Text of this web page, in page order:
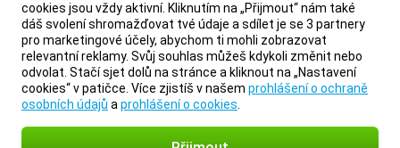
cookies jsou vždy aktivní. Kliknutím na „Přijmout“ nám také
dáš svolení shromažďovat tvé údaje a sdílet je se 3 partnery
pro marketingové účely, abychom ti mohli zobrazovat
relevantní reklamy. Svůj souhlas můžeš kdykoli změnit nebo
odvolat. Stačí sjet dolů na stránce a kliknout na „Nastavení
cookies“ v patičce. Více zjistíš v našem prohlášení o ochraně
osobních údajů a prohlášení o cookies